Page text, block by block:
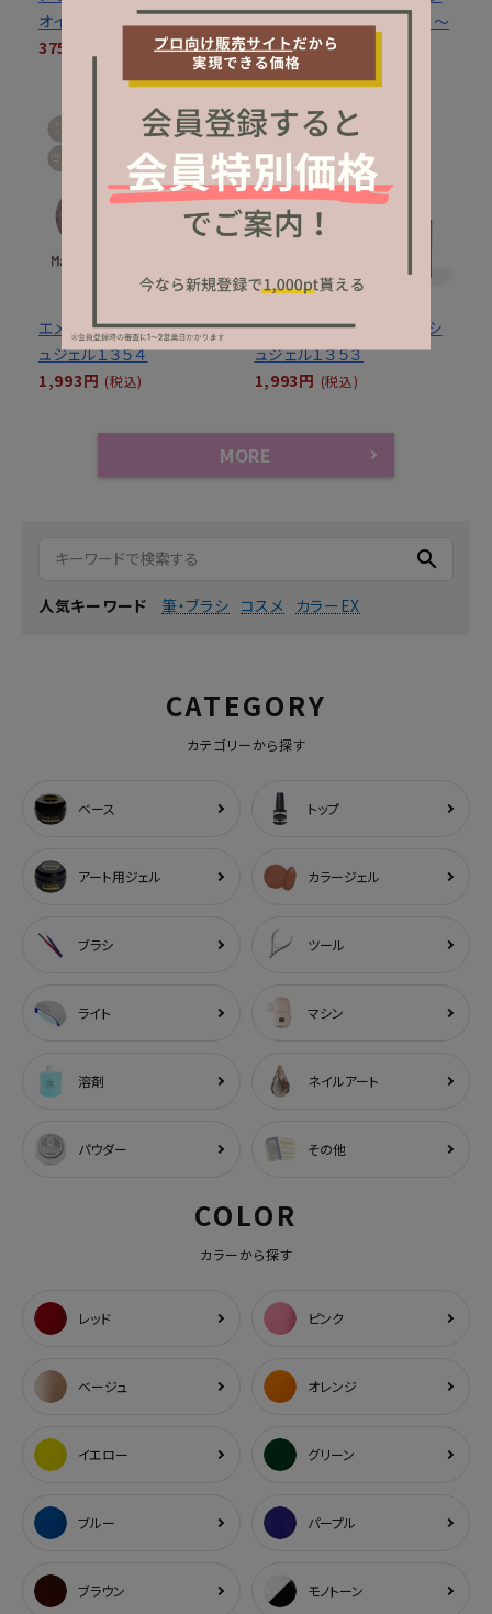
オイル 三角ＰＯＰ
375円
ュジェル３色セット１３５２～
１３５４
5,681円
エメナ マグネティフラッシ
ュジェル１３５４
1,993円 (税込)
エメナ マグネティフラッシ
ュジェル１３５３
1,993円 (税込)
MORE
search
人気キーワード 筆・ブラシ コスメ カラーEX
CATEGORY
カテゴリーから探す
ベース トップ
アート用ジェル カラージェル
ブラシ ツール
ライト マシン
溶剤 ネイルアート
パウダー その他
COLOR
カラーから探す
レッド ピンク
ベージュ オレンジ
イエロー グリーン
ブルー パープル
ブラウン モノトーン